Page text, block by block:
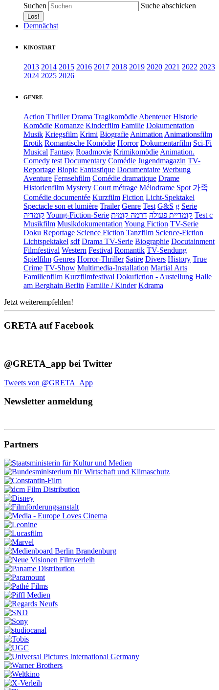
Suchen Suche abschicken
Demnächst
KINOSTART
2013 2014 2015 2016 2017 2018 2019 2020 2021 2022 2023
2024 2025 2026
GENRE
Action Thriller Drama Tragikomödie Abenteuer Historie
Komödie Romanze Kinderfilm Familie Dokumentation
Musik Kriegsfilm Krimi Biografie Animation Animationsfilm
Erotik Romantische Komödie Horror Dokumentarfilm Sci-Fi
Musical Fantasy Roadmovie Krimikomödie Animation.
Comedy test Documentary Comédie Jugendmagazin TV-
Reportage Biopic Fantastique Documentaire Werbung
Aventure Fernsehfilm Comédie dramatique Drame
Historienfilm Mystery Court métrage Mélodrame Spot 가족
Comédie documentée Kurzfilm Fiction Licht-Spektakel
Spectacle son et lumière Trailer Genre Test G&S g Serie
קומדיה Young-Fiction-Serie קומדיית פעולה דרמה קומית
Test c
Musikfilm Musikdokumentation Young Fiction TV-Serie
Doku Reportage Science Fiction Tanzfilm Science-Fiction
Lichtspektakel sdf Drama TV-Serie Biographie Docutainment
Filmfestival Western Festival Romantik TV-Sendung
Spielfilm Genres Horror-Thriller Satire Divers History True
Crime TV-Show Multimedia-Installation Martial Arts
Familienfilm Kurzfilmfestival Dokufiction - Austellung Halle
am Berghain Berlin Familie / Kinder Kdrama
Jetzt weiterempfehlen!
GRETA auf Facebook
@GRETA_app bei Twitter
Tweets von @GRETA_App
Newsletter anmeldung
Partners